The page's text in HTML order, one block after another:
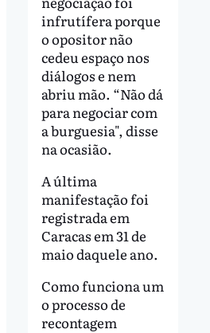
infrutífera porque
o opositor não
cedeu espaço nos
diálogos e nem
abriu mão. “Não dá
para negociar com
a burguesia", disse
na ocasião.
A última
manifestação foi
registrada em
Caracas em 31 de
maio daquele ano.
Como funciona um
o processo de
recontagem